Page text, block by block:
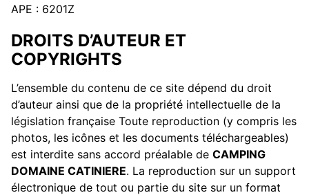
APE : 6201Z
DROITS D’AUTEUR ET
COPYRIGHTS
L’ensemble du contenu de ce site dépend du droit
d’auteur ainsi que de la propriété intellectuelle de la
législation française Toute reproduction (y compris les
photos, les icônes et les documents téléchargeables)
est interdite sans accord préalable de CAMPING
DOMAINE CATINIERE. La reproduction sur un support
électronique de tout ou partie du site sur un format